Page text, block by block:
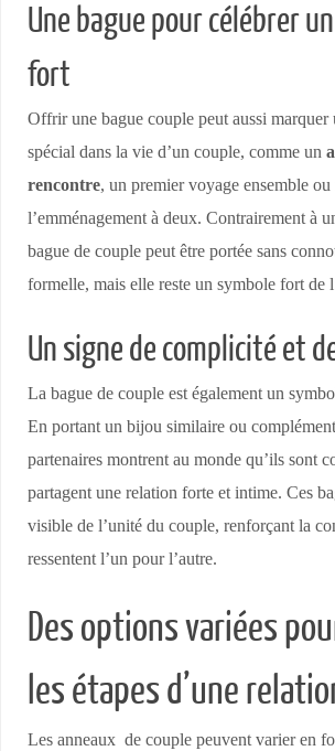
Une bague pour célébrer
fort
Offrir une bague couple peut aussi marquer
spécial dans la vie d’un couple, comme un
rencontre, un premier voyage ensemble ou
l’emménagement à deux. Contrairement à
bague de couple peut être portée sans
formelle, mais elle reste un symbole fort de
Un signe de complicité et
La bague de couple est également un
En portant un bijou similaire ou
partenaires montrent au monde qu’ils sont
partagent une relation forte et intime. Ces
visible de l’unité du couple, renforçant la
ressentent l’un pour l’autre.
Des options variées
les étapes d’une
Les anneaux de couple peuvent varier en